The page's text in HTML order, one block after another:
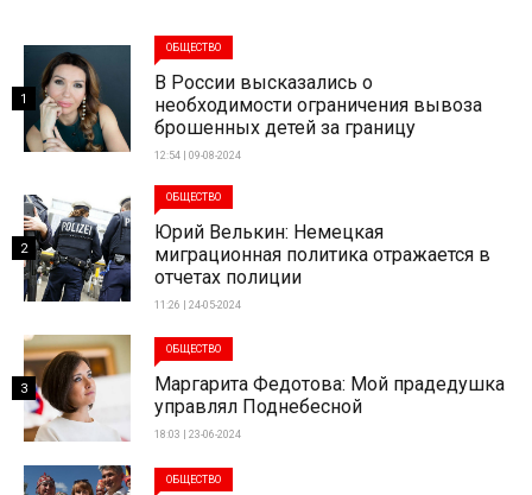
ОБЩЕСТВО
В России высказались о
необходимости ограничения вывоза
брошенных детей за границу
12:54 | 09-08-2024
1
ОБЩЕСТВО
Юрий Велькин: Немецкая
миграционная политика отражается в
отчетах полиции
11:26 | 24-05-2024
2
ОБЩЕСТВО
Маргарита Федотова: Мой прадедушка
управлял Поднебесной
18:03 | 23-06-2024
3
ОБЩЕСТВО